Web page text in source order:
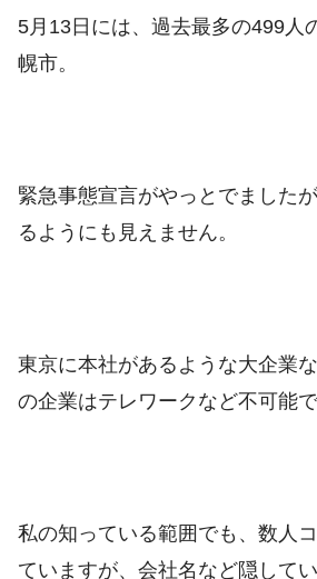
5月13日には、過去最多の499人
幌市。
緊急事態宣言がやっとでました
るようにも見えません。
東京に本社があるような大企業
の企業はテレワークなど不可能で
私の知っている範囲でも、数人
ていますが、会社名など隠してい